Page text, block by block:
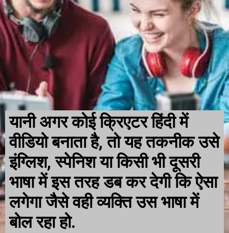
यानी अगर कोई क्रिएटर हिंदी में
वीडियोबनाता है, तो यह तकनीक उसे
इंग्लिश, स्पेनिश या किसी भी दूसरी
भाषा में इस तरह डब कर देगी कि ऐसा
लगेगा जैसे वही व्यक्ति उस भाषा में
बोल रहा हो.